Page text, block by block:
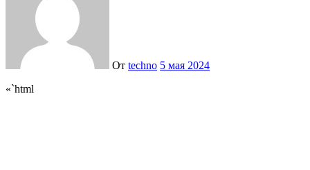
От techno 5 мая 2024
«`html